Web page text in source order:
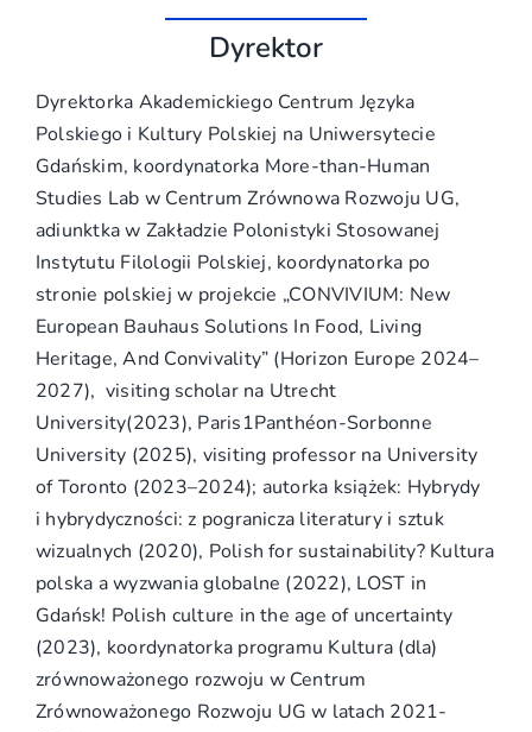
Dyrektor
Dyrektorka Akademickiego Centrum Języka
Polskiego i Kultury Polskiej na Uniwersytecie
Gdańskim, koordynatorka More-than-Human
Studies Lab w Centrum Zrównowa Rozwoju UG,
adiunktka w Zakładzie Polonistyki Stosowanej
Instytutu Filologii Polskiej, koordynatorka po
stronie polskiej w projekcie „CONVIVIUM: New
European Bauhaus Solutions In Food, Living
Heritage, And Convivality” (Horizon Europe 2024–
2027), visiting scholar na Utrecht
University(2023), Paris1Panthéon-Sorbonne
University (2025), visiting professor na University
of Toronto (2023–2024); autorka książek: Hybrydy
i hybrydyczności: z pogranicza literatury i sztuk
wizualnych (2020), Polish for sustainability? Kultura
polska a wyzwania globalne (2022), LOST in
Gdańsk! Polish culture in the age of uncertainty
(2023), koordynatorka programu Kultura (dla)
zrównoważonego rozwoju w Centrum
Zrównoważonego Rozwoju UG w latach 2021-